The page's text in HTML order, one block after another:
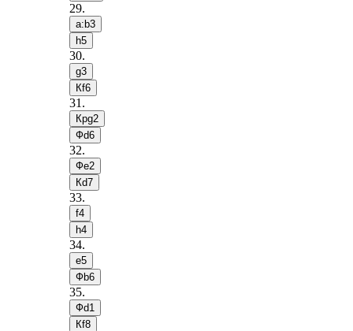
29.
a:b3
h5
30.
g3
Кf6
31 .
Крg2
Фd6
32.
Фe2
Кd7
33.
f4
h4
34.
e5
Фb6
35.
Фd1
Кf8